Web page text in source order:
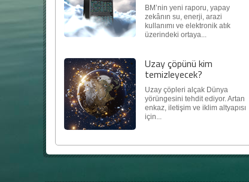
BM’nin yeni raporu, yapay
zekânın su, enerji, arazi
kullanımı ve elektronik atık
üzerindeki ortaya...
Uzay çöpünü kim
temizleyecek?
Uzay çöpleri alçak Dünya
yörüngesini tehdit ediyor. Artan
enkaz, iletişim ve iklim altyapısı
için...